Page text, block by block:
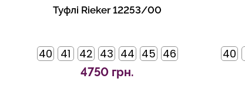
Туфлі Rieker 12253/00
40 41 42 43 44 45 46
4750 грн.
40